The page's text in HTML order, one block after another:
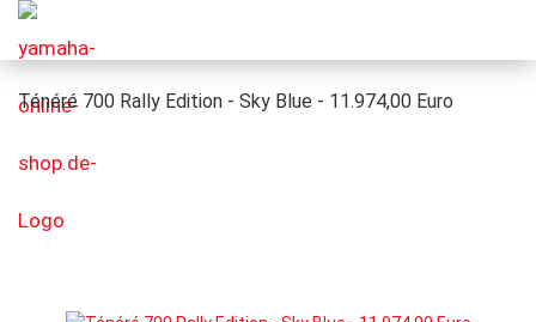
Ténéré 700 Rally Edition - Sky Blue - 11.974,00 Euro